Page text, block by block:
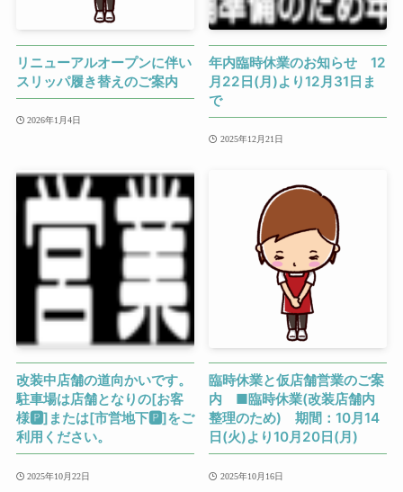
リニューアルオープンに伴い
スリッパ履き替えのご案内
2026年1月4日
年内臨時休業のお知らせ 12
月22日(月)より12月31日ま
で
2025年12月21日
改装中店舗の道向かいです。
駐車場は店舗となりの[お客
様🅿]または[市営地下🅿]をご
利用ください。
2025年10月22日
臨時休業と仮店舗営業のご案
内 ■臨時休業(改装店舗内
整理のため) 期間：10月14
日(火)より10月20日(月)
2025年10月16日